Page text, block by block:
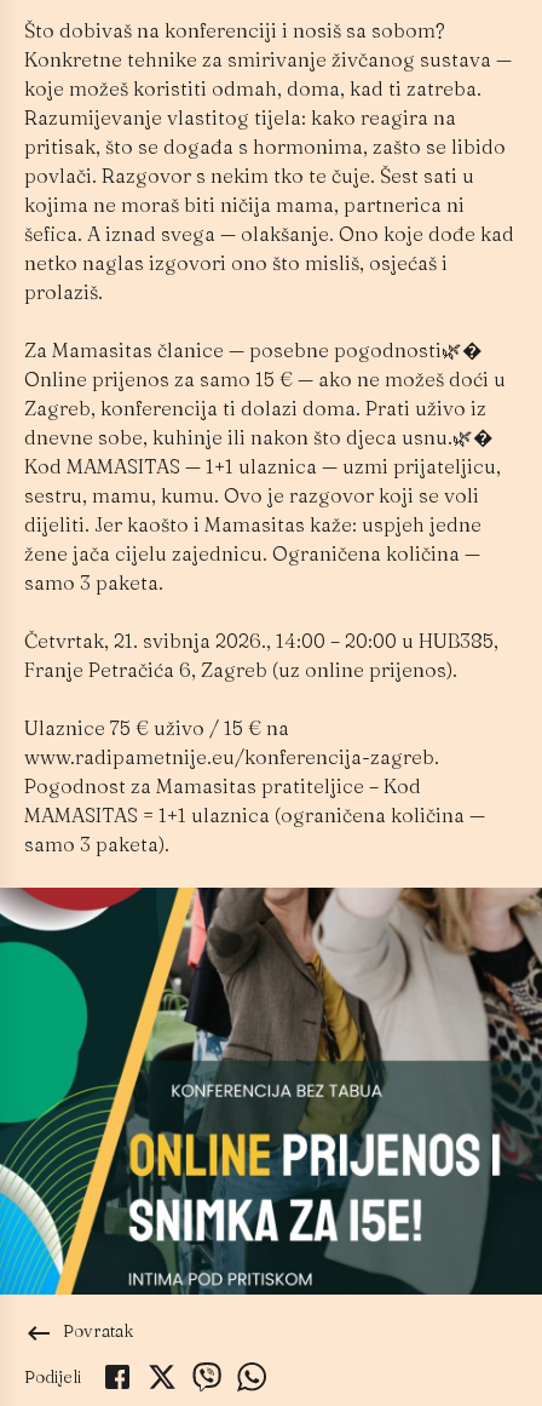
Što dobivaš na konferenciji i nosiš sa sobom?
Konkretne tehnike za smirivanje živčanog sustava —
koje možeš koristiti odmah, doma, kad ti zatreba.
Razumijevanje vlastitog tijela: kako reagira na
pritisak, što se događa s hormonima, zašto se libido
povlači. Razgovor s nekim tko te čuje. Šest sati u
kojima ne moraš biti ničija mama, partnerica ni
šefica. A iznad svega — olakšanje. Ono koje dođe kad
netko naglas izgovori ono što misliš, osjećaš i
prolaziš.
Za Mamasitas članice — posebne pogodnosti🌿�
Online prijenos za samo 15 € — ako ne možeš doći u
Zagreb, konferencija ti dolazi doma. Prati uživo iz
dnevne sobe, kuhinje ili nakon što djeca usnu.🌿�
Kod MAMASITAS — 1+1 ulaznica — uzmi prijateljicu,
sestru, mamu, kumu. Ovo je razgovor koji se voli
dijeliti. Jer kaošto i Mamasitas kaže: uspjeh jedne
žene jača cijelu zajednicu. Ograničena količina —
samo 3 paketa.
Četvrtak, 21. svibnja 2026., 14:00 – 20:00 u HUB385,
Franje Petračića 6, Zagreb (uz online prijenos).
Ulaznice 75 € uživo / 15 € na
www.radipametnije.eu/konferencija-zagreb.
Pogodnost za Mamasitas pratiteljice – Kod
MAMASITAS = 1+1 ulaznica (ograničena količina —
samo 3 paketa).
keyboard_backspace Povratak
Podijeli